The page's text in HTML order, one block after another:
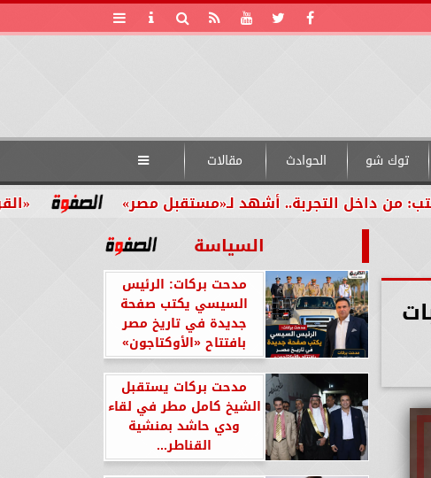
توك شو الحوادث مقالات 
«القومي التجربة.. أشهد لـ«مستقبل مصر»
السياسة
مدحت بركات: الرئيس
السيسي يكتب صفحة
جديدة في تاريخ مصر
بافتتاح «الأوكتاجون»
مدحت بركات يستقبل
الشيخ كامل مطر في لقاء
ودي حاشد بمنشية
القناطر...